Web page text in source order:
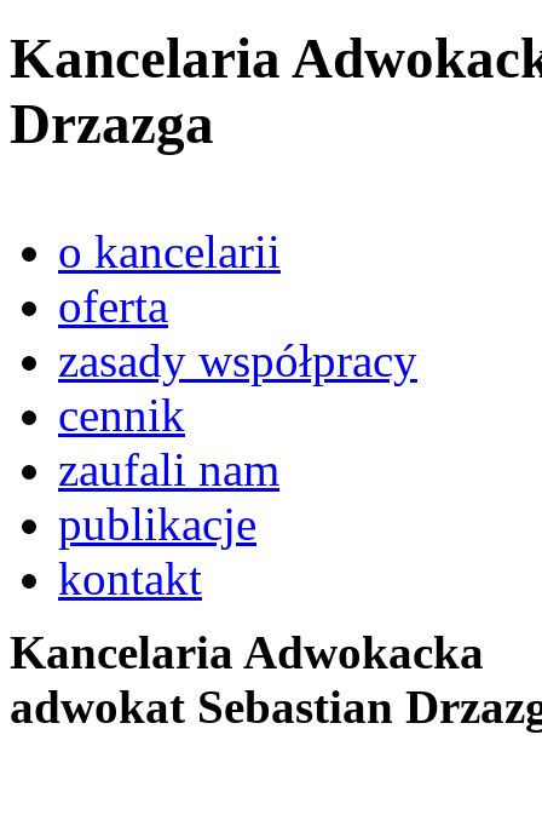
Kancelaria
Drzazga
o kancelarii
oferta
zasady współpracy
cennik
zaufali nam
publikacje
kontakt
Kancelaria Adwokacka
adwokat Sebastian